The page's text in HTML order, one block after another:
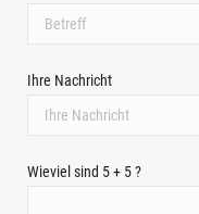
Ihre Nachricht
Wieviel sind 5 + 5 ?